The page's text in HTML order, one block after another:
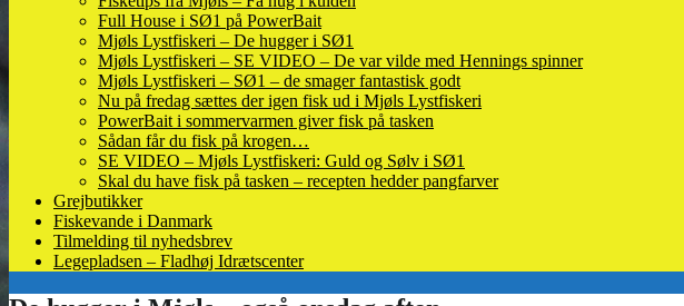
Full House i SØ1 på PowerBait
Mjøls Lystfiskeri – De hugger i SØ1
Mjøls Lystfiskeri – SE VIDEO – De var vilde med Hennings spinner
Mjøls Lystfiskeri – SØ1 – de smager fantastisk godt
Nu på fredag sættes der igen fisk ud i Mjøls Lystfiskeri
PowerBait i sommervarmen giver fisk på tasken
Sådan får du fisk på krogen…
SE VIDEO – Mjøls Lystfiskeri: Guld og Sølv i SØ1
Skal du have fisk på tasken – recepten hedder pangfarver
Grejbutikker
Fiskevande i Danmark
Tilmelding til nyhedsbrev
Legepladsen – Fladhøj Idrætscenter